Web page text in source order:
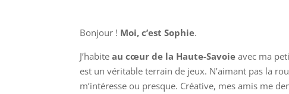
Bonjour ! Moi, c’est Sophie.
J’habiteau cœur de la Haute-Savoie avec ma
est un véritable terrain de jeux. N’aimant pas la
m’intéresse ou presque. Créative, mes amis me